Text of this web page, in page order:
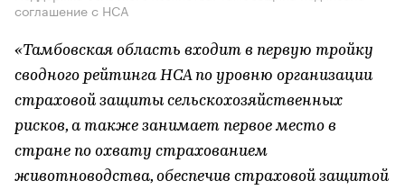
соглашение с НСА
«Тамбовская область входит в первую тройку
сводного рейтинга НСА по уровню организации
страховой защиты сельскохозяйственных
рисков, а также занимает первое место в
стране по охвату страхованием
животноводства, обеспечив страховой защитой